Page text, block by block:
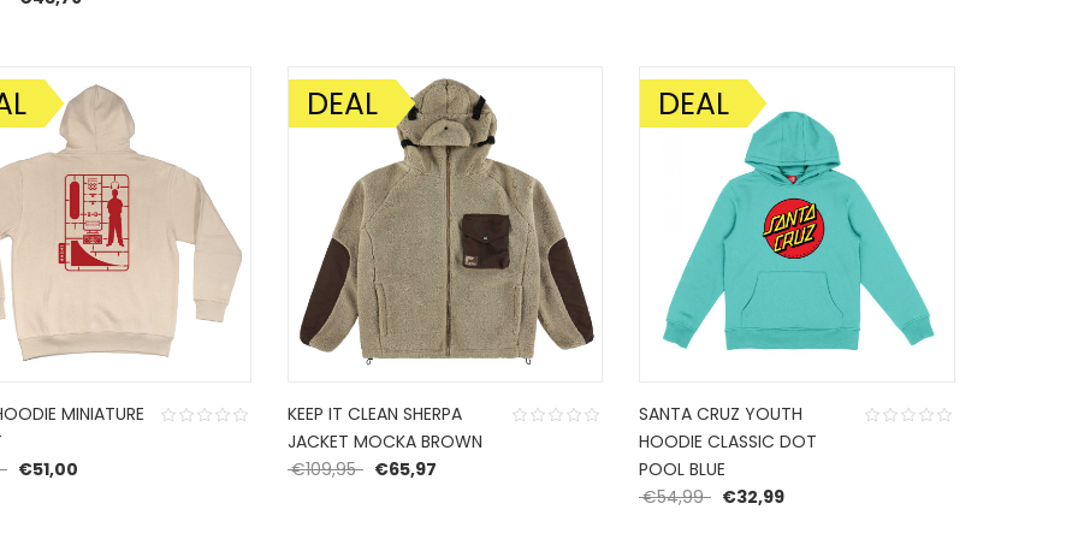
MINIATURE
Oorspronkelijke prijs was: €85,00.
€51,00
AANBIEDING!
DEAL
KEEP IT CLEAN SHERPA
JACKET MOCKA BROWN
€109,95 Oorspronkelijke prijs was: €109,95.
€65,97
AANBIEDING!
DEAL
SANTA CRUZ YOUTH
HOODIE CLASSIC DOT
POOL BLUE
€54,99 Oorspronkelijke prijs was: €54,99.
€32,99